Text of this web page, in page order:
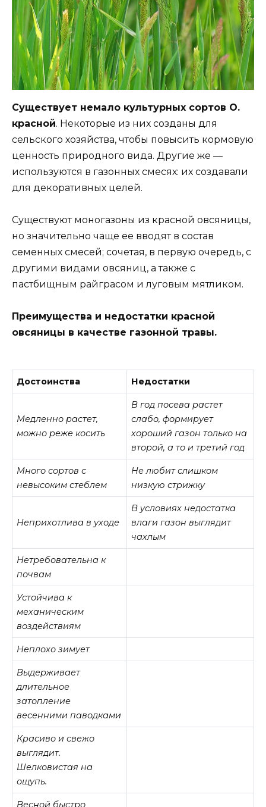
Существует немало культурных сортов О.
красной. Некоторые из них созданы для
сельского хозяйства, чтобы повысить кормовую
ценность природного вида. Другие же —
используются в газонных смесях: их создавали
для декоративных целей.
Существуют моногазоны из красной овсяницы,
но значительно чаще ее вводят в состав
семенных смесей; сочетая, в первую очередь, с
другими видами овсяниц, а также с
пастбищным райграсом и луговым мятликом.
Преимущества и недостатки красной
овсяницы в качестве газонной травы.
Достоинства Недостатки
Медленно растет,
можно реже косить
В год посева растет
слабо, формирует
хороший газон только на
второй, а то и третий год
Много сортов с
невысоким стеблем
Не любит слишком
низкую стрижку
Неприхотлива в уходе
В условиях недостатка
влаги газон выглядит
чахлым
Нетребовательна к
почвам
Устойчива к
механическим
воздействиям
Неплохо зимует
Выдерживает
длительное
затопление
весенними паводками
Красиво и свежо
выглядит.
Шелковистая на
ощупь.
Весной быстро